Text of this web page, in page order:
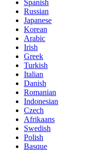
Spanish
Russian
Japanese
Korean
Arabic
Irish
Greek
Turkish
Italian
Danish
Romanian
Indonesian
Czech
Afrikaans
Swedish
Polish
Basque